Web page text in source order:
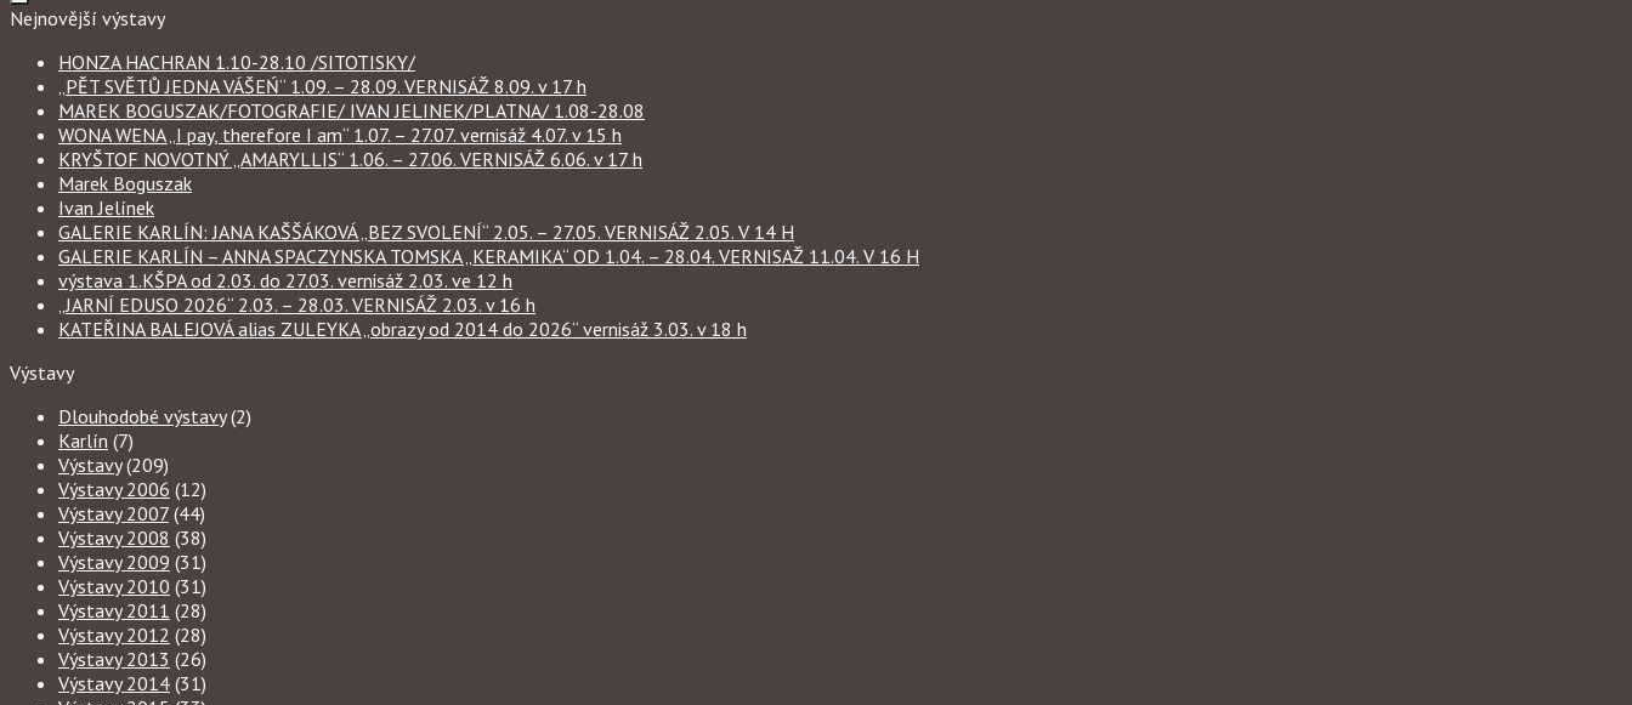
Nejnovější výstavy
HONZA HACHRAN 1.10-28.10 /SITOTISKY/
„PĚT SVĚTŮ JEDNA VÁŠEŃ“ 1.09. – 28.09. VERNISÁŽ 8.09. v 17 h
MAREK BOGUSZAK/FOTOGRAFIE/ IVAN JELINEK/PLATNA/ 1.08-28.08
WONA WENA „I pay, therefore I am“ 1.07. – 27.07. vernisáž 4.07. v 15 h
KRYŠTOF NOVOTNÝ „AMARYLLIS“ 1.06. – 27.06. VERNISÁŽ 6.06. v 17 h
Marek Boguszak
Ivan Jelínek
GALERIE KARLÍN: JANA KAŠŠÁKOVÁ „BEZ SVOLENÍ“ 2.05. – 27.05. VERNISÁŽ 2.05. V 14 H
GALERIE KARLÍN – ANNA SPACZYNSKA TOMSKA „KERAMIKA“ OD 1.04. – 28.04. VERNISAŽ 11.04. V 16 H
výstava 1.KŠPA od 2.03. do 27.03. vernisáž 2.03. ve 12 h
„JARNÍ EDUSO 2026“ 2.03. – 28.03. VERNISÁŽ 2.03. v 16 h
KATEŘINA BALEJOVÁ alias ZULEYKA „obrazy od 2014 do 2026“ vernisáž 3.03. v 18 h
Výstavy
Dlouhodobé výstavy(2)
Karlín (7)
Výstavy(209)
Výstavy 2006 (12)
Výstavy 2007 (44)
Výstavy 2008 (38)
Výstavy 2009 (31)
Výstavy 2010 (31)
Výstavy 2011 (28)
Výstavy 2012 (28)
Výstavy 2013 (26)
Výstavy 2014 (31)